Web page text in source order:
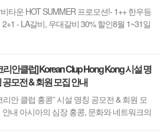
타운 HOT SUMMER 프로모션!- 1++ 한우등
2+1 - LA갈비, 우대갈비 30% 할인8월 1~31일
리안클럽] Korean Clup Hong Kong 시설 명
공모전 & 회원 모집 안내
리안 클럽 홍콩” 시설 명칭 공모전 & 회원 모
안내 아시아의 심장 홍콩, 문화와 네트워크의